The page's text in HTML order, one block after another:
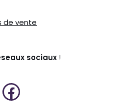
de vente
sociaux !